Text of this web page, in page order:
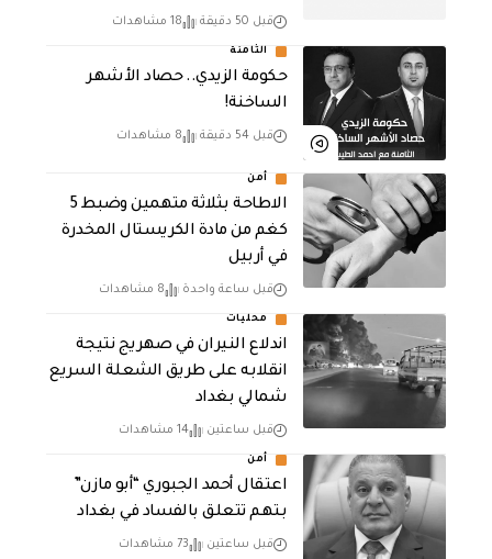
قبل 50 دقيقة 18 مشاهدات
الثامنة
حكومة الزيدي.. حصاد الأشهر
الساخنة!
قبل 54 دقيقة 8 مشاهدات
أمن
الاطاحة بثلاثة متهمين وضبط 5
كغم من مادة الكريستال المخدرة ​
في أربيل
قبل ساعة واحدة 8 مشاهدات
محليات
اندلاع النيران في صهريج نتيجة
انقلابه على طريق الشعلة السريع
شمالي بغداد
قبل ساعتين 14 مشاهدات
أمن
اعتقال أحمد الجبوري “أبو مازن”
بتهم تتعلق بالفساد في بغداد
قبل ساعتين 73 مشاهدات